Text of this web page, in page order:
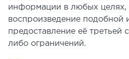
информации в любых целях,
воспроизведение подобной
предоставление её третьей
либо ограничений.